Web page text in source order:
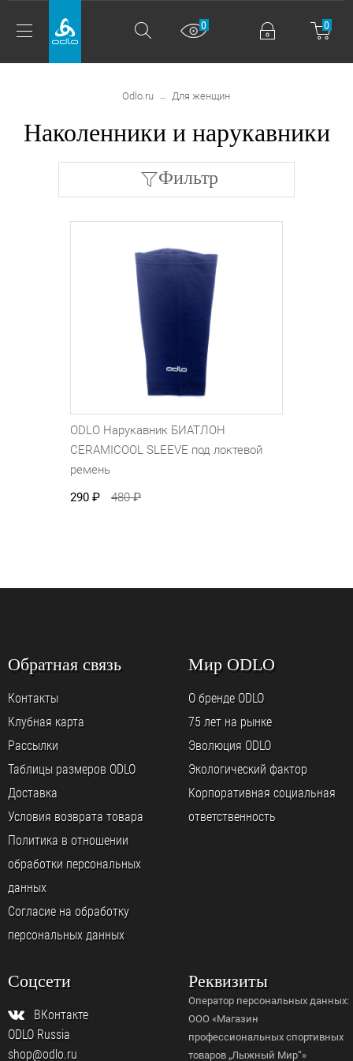
0
0
Odlo.ru → Для женщин
Наколенники и нарукавники
Фильтр
ODLO Нарукавник БИАТЛОН
CERAMICOOL SLEEVE под локтевой
ремень
290 ₽ 480₽
Обратная связь
Контакты
Клубная карта
Рассылки
Таблицы размеров ODLO
Доставка
Условия возврата товара
Политика в отношении
обработки персональных
данных
Согласие на обработку
персональных данных
Мир ODLO
О бренде ODLO
75 лет на рынке
Эволюция ODLO
Экологический фактор
Корпоративная социальная
ответственность
Соцсети
ВКонтакте
ODLO Russia
shop@odlo.ru
Реквизиты
Оператор персональных данных:
ООО «Магазин
профессиональных спортивных
товаров „Лыжный Мир“»